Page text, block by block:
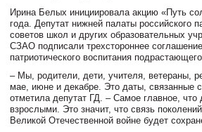
Ирина Белых инициировала акцию «Путь
года. Депутат нижней палаты российского
советов школ и других образовательных
СЗАО подписали трехстороннее
патриотического воспитания
– Мы, родители, дети, учителя, ветераны,
мае, июне и декабре. Это даты, связанные
отметила депутат ГД. – Самое главное,
взрослыми. Это значит, что связь
Великой Отечественной войне будет